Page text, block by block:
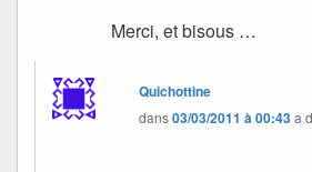
Merci, et bisous …
Quichottine
dans03/03/2011 à 00:43a